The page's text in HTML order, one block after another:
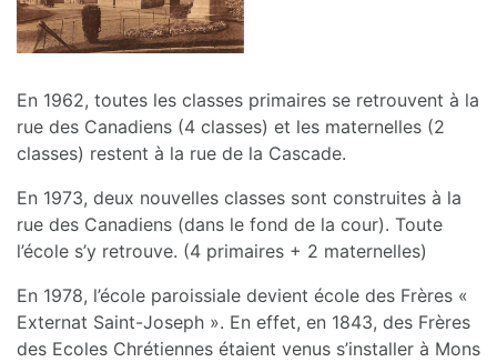
En 1962, toutes les classes primaires se retrouvent à la
rue des Canadiens (4 classes) et les maternelles (2
classes) restent à la rue de la Cascade.
En 1973, deux nouvelles classes sont construites à la
rue des Canadiens (dans le fond de la cour). Toute
l’école s’y retrouve. (4 primaires + 2 maternelles)
En 1978, l’école paroissiale devient école des Frères «
Externat Saint-Joseph ». En effet, en 1843, des Frères
des Ecoles Chrétiennes étaient venus s’installer à Mons